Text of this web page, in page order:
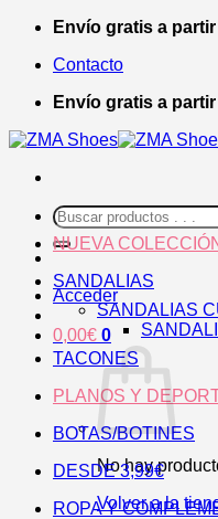
Saltar
contenido
Envío gratis a partir
Contacto
Envío gratis a partir
Buscar
por:
Acceder
0,00€ 0
No hay
Volver a la
NUEVA
SANDALIAS
SANDALIAS
TACONES
PLANOS Y
BOTAS/BOTINES
DESDE 3,99€
ROPA Y